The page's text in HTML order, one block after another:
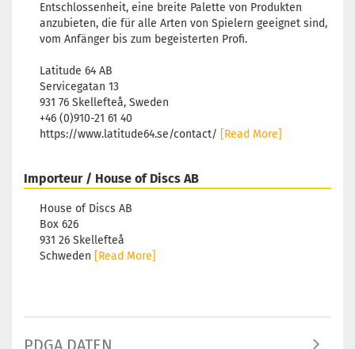
Entschlossenheit, eine breite Palette von Produkten
anzubieten, die für alle Arten von Spielern geeignet sind,
vom Anfänger bis zum begeisterten Profi.
Latitude 64 AB
Servicegatan 13
931 76 Skellefteå, Sweden
+46 (0)910-21 61 40
https://www.latitude64.se/contact/ [Read More]
Importeur / House of Discs AB
House of Discs AB
Box 626
931 26 Skellefteå
Schweden [Read More]
PDGA DATEN